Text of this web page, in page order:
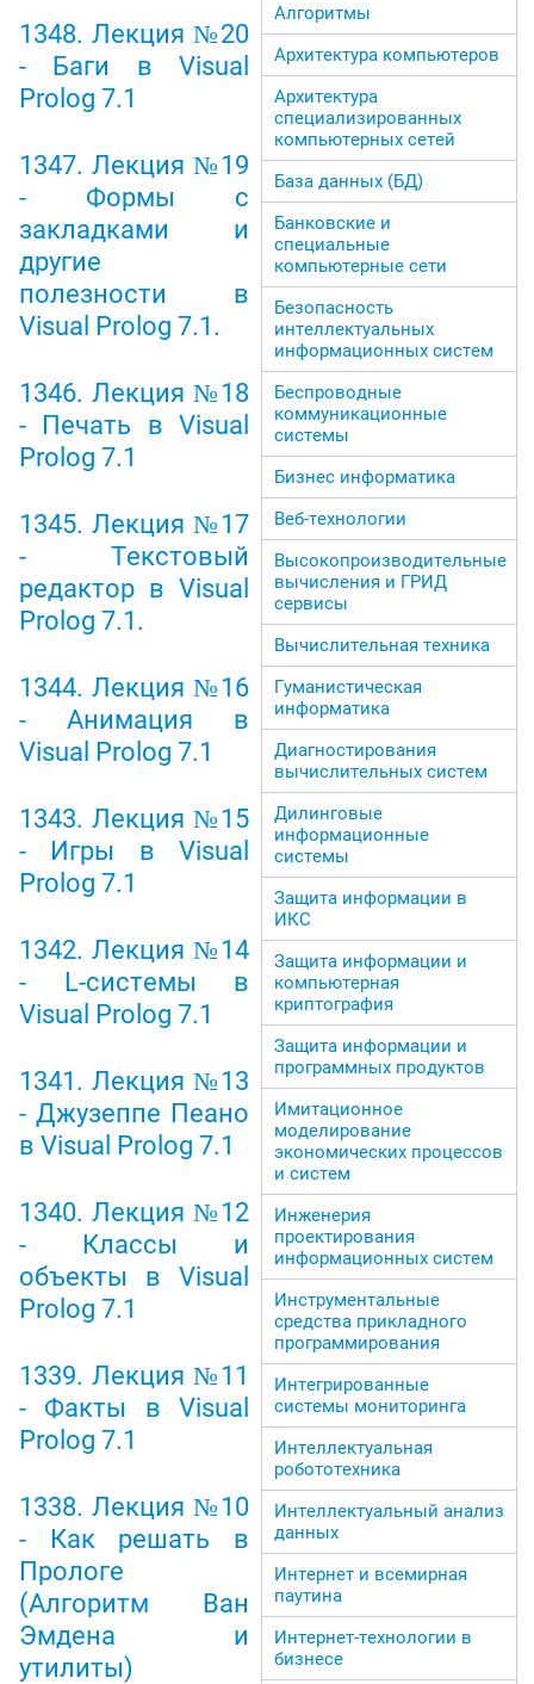
1348. Лекция №20
- Баги в Visual
Prolog 7.1
1347. Лекция №19
- Формы с
закладками и
другие
полезности в
Visual Prolog 7.1.
1346. Лекция №18
- Печать в Visual
Prolog 7.1
1345. Лекция №17
- Текстовый
редактор в Visual
Prolog 7.1.
1344. Лекция №16
- Анимация в
Visual Prolog 7.1
1343. Лекция №15
- Игры в Visual
Prolog 7.1
1342. Лекция №14
- L-системы в
Visual Prolog 7.1
1341. Лекция №13
- Джузеппе Пеано
в Visual Prolog 7.1
1340. Лекция №12
- Классы и
объекты в Visual
Prolog 7.1
1339. Лекция №11
- Факты в Visual
Prolog 7.1
1338. Лекция №10
- Как решать в
Прологе
(Алгоритм Ван
Эмдена и
утилиты)
Алгоритмы
Архитектура компьютеров
Архитектура
специализированных
компьютерных сетей
База данных (БД)
Банковские и
специальные
компьютерные сети
Безопасность
интеллектуальных
информационных систем
Беспроводные
коммуникационные
системы
Бизнес информатика
Веб-технологии
Высокопроизводительные
вычисления и ГРИД
сервисы
Вычислительная техника
Гуманистическая
информатика
Диагностирования
вычислительных систем
Дилинговые
информационные
системы
Защита информации в
ИКС
Защита информации и
компьютерная
криптография
Защита информации и
программных продуктов
Имитационное
моделирование
экономических процессов
и систем
Инженерия
проектирования
информационных систем
Инструментальные
средства прикладного
программирования
Интегрированные
системы мониторинга
Интеллектуальная
робототехника
Интеллектуальный анализ
данных
Интернет и всемирная
паутина
Интернет-технологии в
бизнесе